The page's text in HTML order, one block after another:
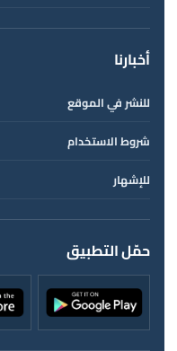
أخبارنا
للنشر في الموقع
شروط الاستخدام
للإشهار
حمّل التطبيق